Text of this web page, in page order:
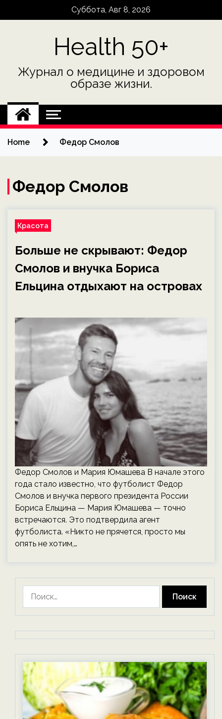
Суббота, Авг 8, 2026
Health 50+
Журнал о медицине и здоровом
образе жизни.
Home Федор Смолов
Федор Смолов
Красота
Больше не скрывают: Федор
Смолов и внучка Бориса
Ельцина отдыхают на островах
Федор Смолов и Мария Юмашева В начале этого
года стало известно, что футболист Федор
Смолов и внучка первого президента России
Бориса Ельцина — Мария Юмашева — точно
встречаются. Это подтвердила агент
футболиста. «Никто не прячется, просто мы
опять не хотим,…